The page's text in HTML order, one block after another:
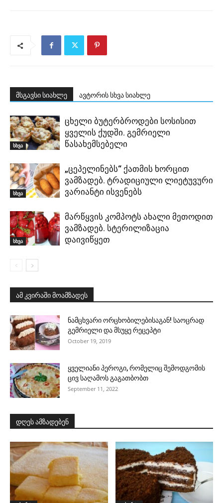
მსგავსი სიახლე ავტორის სხვა სიახლე
სხვა
ცხელი ბუტერბროდები სოსისით
ყველის ქუდში. გემრიელი
წასახემსებელი
სხვა
„ცეპელინებს“ ქათმის ხორცით
ვამზადებ. ტრადიციული ლიეტუვური
ვარიანტი ისვენებს
სხვა
მარწყვის კომპოტს ახალი მეთოდით
ვამზადებ. სტერილიზაცია
დაივიწყეთ
ამ კვირაში მოამზადეს
ნამცხვარი ორცხობილებისაგან! საოცრად
გემრიელი და მსუყე რეცეპტი
October 19, 2019
ყველიანი პეროგი, რომელიც შემოდგომის
ცივ საღამოს გაგათბობთ
September 11, 2022
დღეს ამზადებენ